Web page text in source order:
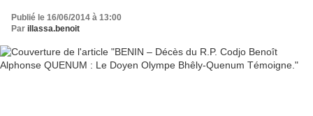
Publié le 16/06/2014 à 13:00
Par illassa.benoit